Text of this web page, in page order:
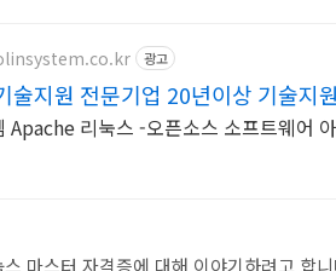
광고
술지원 전문기업 20년이상 기술지
Apache 리눅스 -오픈소스 소프트웨어
마스터 자격증에 대해 이야기하려고 합